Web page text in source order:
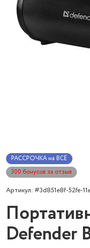
РАССРОЧКА на ВСЁ
300 бонусов за отзыв
Артикул: #3d851e8f-52fe-
Defender